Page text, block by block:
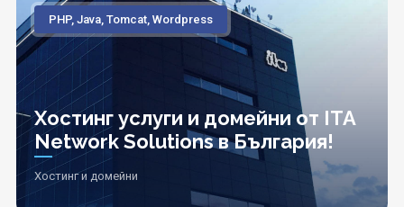
PHP, Java, Tomcat, Wordpress
Хостинг услуги и домейни от ITA
Network Solutions в България!
Хостинг и домейни